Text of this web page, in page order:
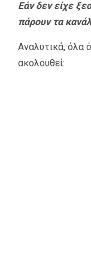
Εάν δεν είχε
πάρουν τα
Αναλυτικά, όλα
ακολουθεί: